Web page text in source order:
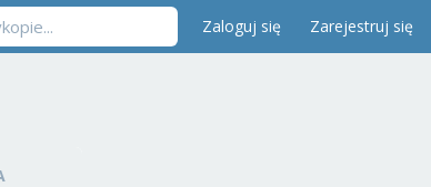
Zaloguj się Zarejestruj się